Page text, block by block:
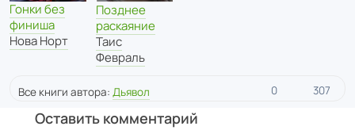
Гонки без
финиша
Нова Норт
Позднее
раскаяние
Таис
Февраль
Все книги автора: Дьявол 0 307
Оставить комментарий